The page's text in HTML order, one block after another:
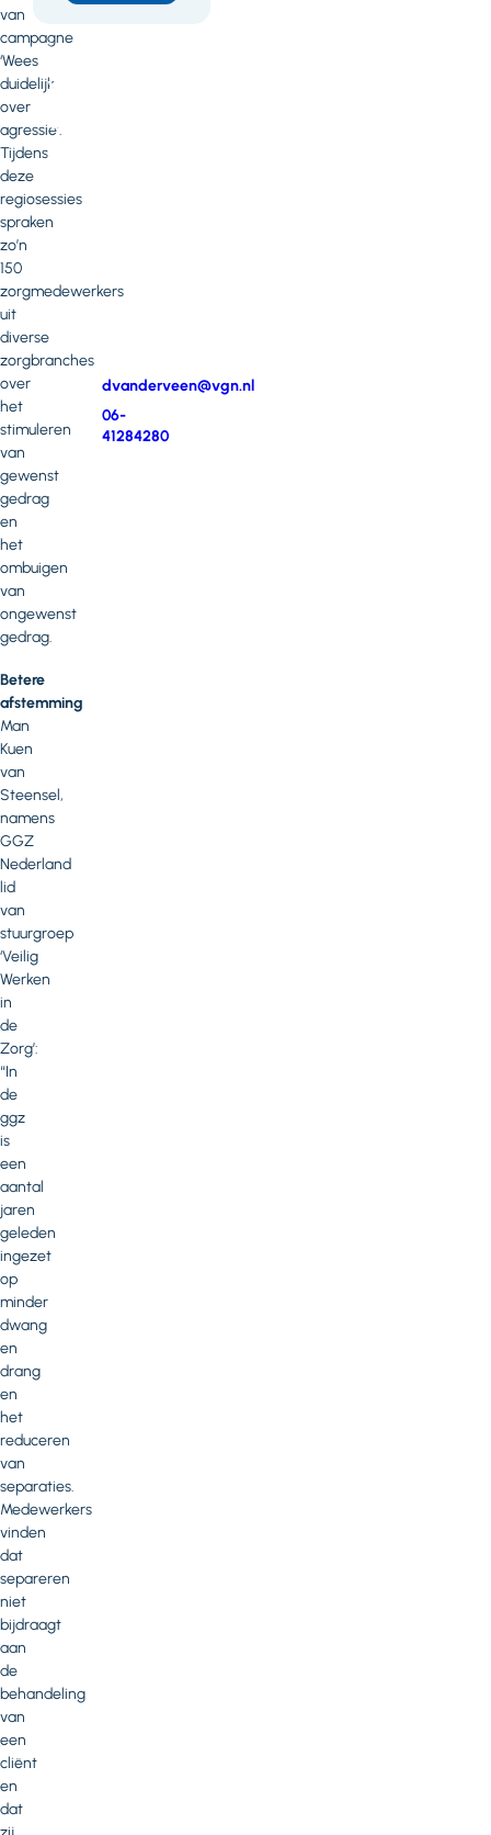
van
campagne
‘Wees
duidelijk
over
agressie’.
Tijdens
deze
regiosessies
spraken
zo’n
150
zorgmedewerkers
uit
diverse
zorgbranches
over
het
stimuleren
van
gewenst
gedrag
en
het
ombuigen
van
ongewenst
gedrag.
Betere
afstemming
Man
Kuen
van
Steensel,
namens
GGZ
Nederland
lid
van
stuurgroep
‘Veilig
Werken
in
de
Zorg’:
“In
de
ggz
is
een
aantal
jaren
geleden
ingezet
op
minder
dwang
en
drang
en
het
reduceren
van
separaties.
Medewerkers
vinden
dat
separeren
niet
bijdraagt
aan
de
behandeling
van
een
cliënt
en
dat
je
vragen
of
opmerkingen?
contact
op
van
Veen
dvanderveen@vgn.nl
Telefoonnummer
06-
41284280